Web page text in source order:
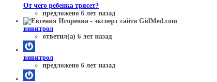
От чего ребенка трясет?
предложено 6 лет назад
вивитрол
ответил(а) 6 лет назад
вивитрол
предложено 6 лет назад